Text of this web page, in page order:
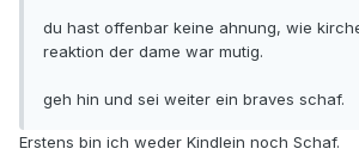
du hast offenbar keine ahnung, wie
reaktion der dame war mutig.
geh hin und sei weiter ein braves schaf.
Erstens bin ich weder Kindlein noch Schaf.